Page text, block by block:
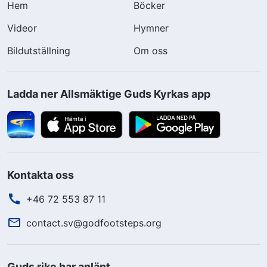
Hem
Böcker
Videor
Hymner
Bildutställning
Om oss
Ladda ner Allsmäktige Guds Kyrkas app
Kontakta oss
+46 72 553 87 11
contact.sv@godfootsteps.org